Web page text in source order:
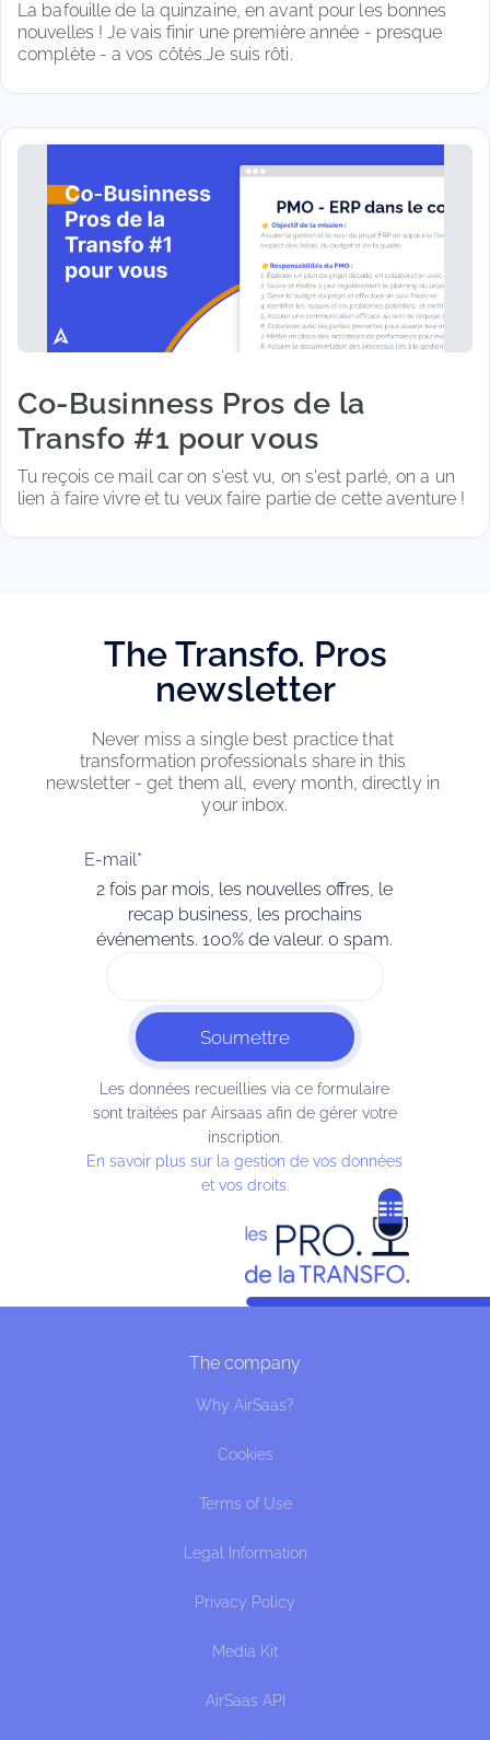
La bafouille de la quinzaine, en avant pour les bonnes
nouvelles ! Je vais finir une première année - presque
complète - a vos côtés.Je suis rôti.
Co-Businness Pros de la
Transfo #1 pour vous
Tu reçois ce mail car on s'est vu, on s'est parlé, on a un
lien à faire vivre et tu veux faire partie de cette aventure !
The Transfo. Pros
newsletter
Never miss a single best practice that
transformation professionals share in this
newsletter - get them all, every month, directly in
your inbox.
E-mail*
2 fois par mois, les nouvelles offres, le
recap business, les prochains
événements. 100% de valeur. 0 spam.
Les données recueillies via ce formulaire
sont traitées par Airsaas afin de gérer votre
inscription.
En savoir plus sur la gestion de vos données
et vos droits.
The company
Why AirSaas?
Cookies
Terms of Use
Legal Information
Privacy Policy
Media Kit
AirSaas API